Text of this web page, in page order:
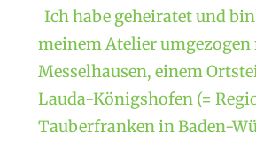
Ich habe geheiratet und
meinem Atelier umgezogen
Messelhausen, einem
Lauda-Königshofen (=
Tauberfranken in Baden-